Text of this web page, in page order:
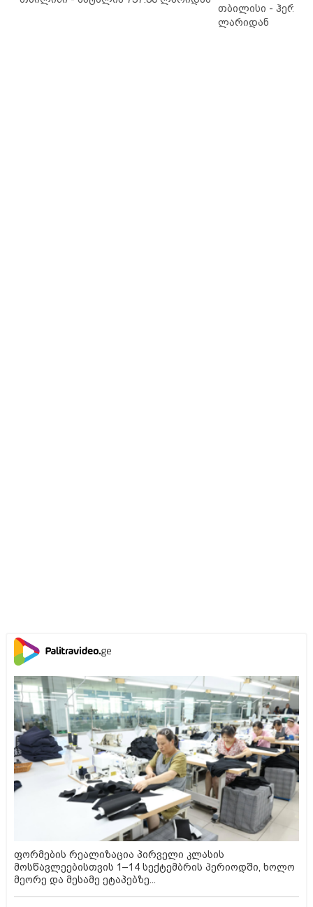
თბილისი -
ლარიდან
ფორმების რეალიზაცია პირველი კლასის
მოსწავლეებისთვის 1–14 სექტემბრის პერიოდში, ხოლო
მეორე და მესამე ეტაპებზე...